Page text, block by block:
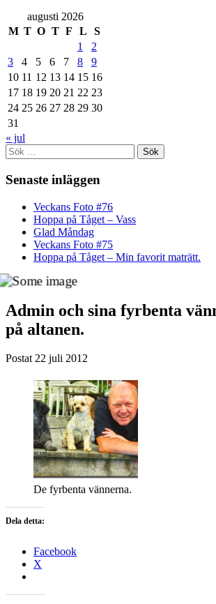
augusti 2026
M T O T F L
S
1
2
3
4 5 6 7 8
9
10 11 12 13 14 15 16
17 18 19 20 21 22 23
24 25 26 27 28 29 30
31
« jul
Sök
efter:
Senaste inläggen
Veckans Foto #76
Hoppa på Tåget – Vass
Glad Måndag
Veckans Foto #75
Hoppa på Tåget – Min favorit maträtt.
Admin och sina fyrbenta
på altanen.
Postat22 juli 2012
De fyrbenta vännerna.
Dela detta:
Facebook
X